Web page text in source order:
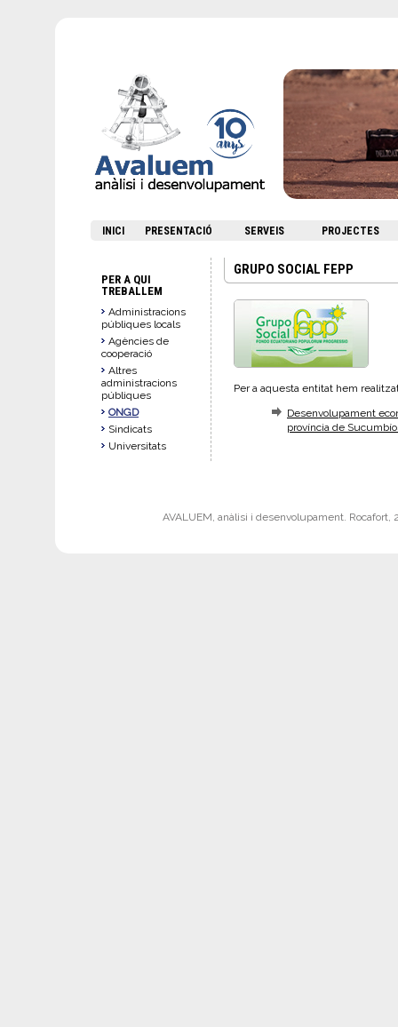
INICI PRESENTACIÓ SERVEIS PROJECTES
PER A QUI
TREBALLEM
Administracions
públiques locals
Agències de
cooperació
Altres
administracions
públiques
ONGD
Sindicats
Universitats
GRUPO SOCIAL FEPP
Per a aquesta entitat hem
Desenvolupament
província de
AVALUEM, anàlisi i desenvolupament. Rocafort,